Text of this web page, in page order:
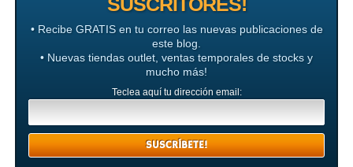
• Recibe GRATIS en tu correo las nuevas publicaciones de
este blog.
• Nuevas tiendas outlet, ventas temporales de stocks y
mucho más!
Teclea aquí tu dirección email: